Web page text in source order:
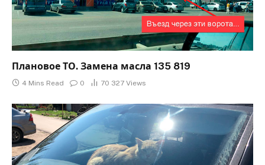
Плановое ТО. Замена масла 135 819
4 Mins Read 0 70 327 Views